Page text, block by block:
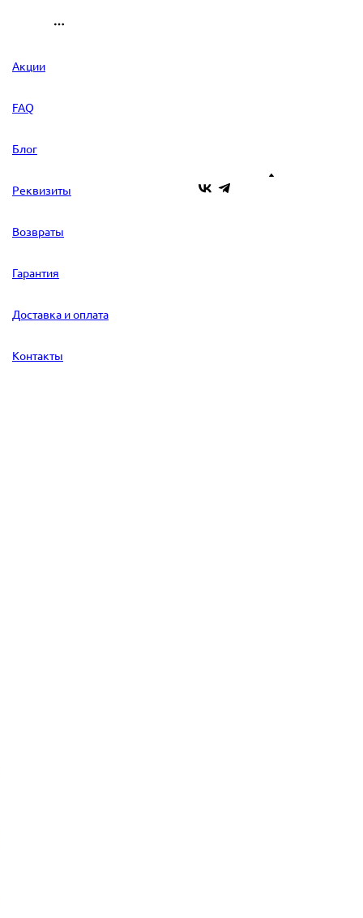
Акции
FAQ
Блог
Реквизиты
Возвраты
Гарантия
Доставка и оплата
Контакты